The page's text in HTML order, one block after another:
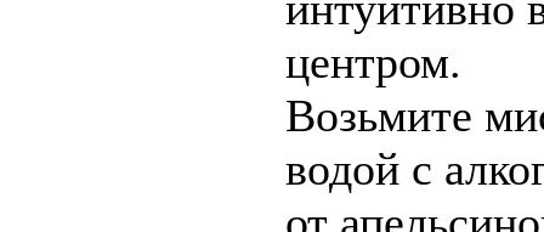
центром.
Возьмите
водой с